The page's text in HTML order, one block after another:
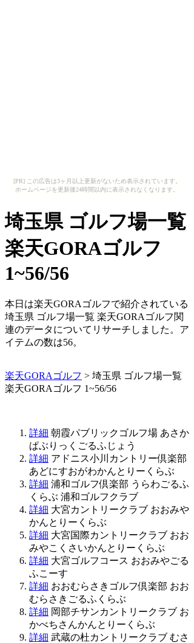
[PR] この広告は3ヶ月以上更新がないため表示されています。
ホームページを更新後24時間以内に表示されなくなります。
埼玉県 ゴルフ場一覧
楽天GORAゴルフ
1~56/56
本日は楽天GORAゴルフで紹介されている
埼玉県 ゴルフ場一覧 楽天GORAゴルフ関
連のデータについてリサーチしました。ア
イテムの数は56。
楽天GORAゴルフ > 埼玉県 ゴルフ場一覧
楽天GORAゴルフ 1~56/56
詳細 朝霞パブリックゴルフ場 あさか
ぱぶりっくごるふじょう
詳細 アドニス小川カントリー倶楽部
あどにすおがわかんとりーくらぶ
詳細 浦和ゴルフ倶楽部 うらわごるふ
くらぶ 浦和ゴルフクラブ
詳細 大宮カントリークラブ おおみや
かんとりーくらぶ
詳細 大宮国際カントリークラブ おお
みやこくさいかんとりーくらぶ
詳細 大宮ゴルフコース おおみやごる
ふこーす
詳細 おおむらさきゴルフ倶楽部 おお
むらさきごるふくらぶ
詳細 岡部チサンカントリークラブ お
かべちさんかんとりーくらぶ
詳細 武蔵の杜カントリークラブ むさ